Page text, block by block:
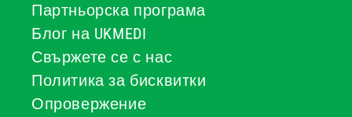
Партньорска програма
Блог на UKMEDI
Свържете се с нас
Политика за бисквитки
Опровержение